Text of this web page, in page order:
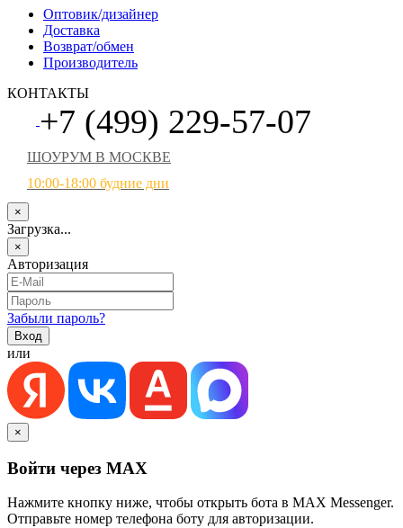
Оптовик/дизайнер
Доставка
Возврат/обмен
Производитель
КОНТАКТЫ
+7 (499) 229-57-07
ШОУРУМ В МОСКВЕ
10:00-18:00 будние дни
×
Загрузка...
×
Авторизация
Забыли пароль?
или
×
Войти через MAX
Нажмите кнопку ниже, чтобы открыть бота в MAX Messenger.
Отправьте номер телефона боту для авторизации.